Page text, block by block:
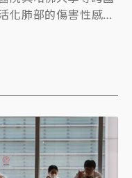
化肺部的傷害性感覺
法後可抑制傷害性痛